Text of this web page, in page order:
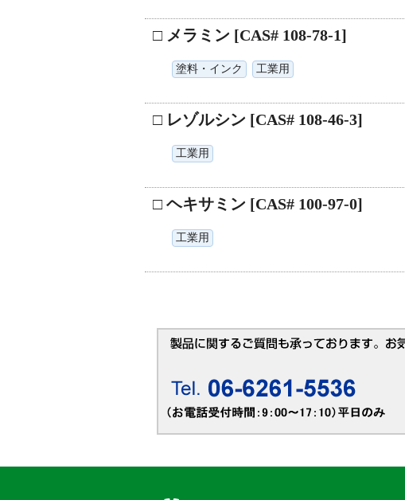
□ メラミン [CAS# 108-78-1]
塗料・インク 工業用
□ レゾルシン [CAS# 108-46-3]
工業用
□ ヘキサミン [CAS# 100-97-0]
工業用